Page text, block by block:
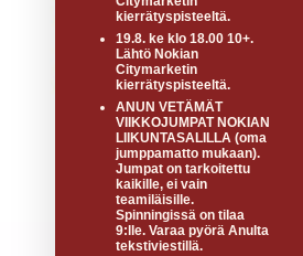
kierrätyspisteeltä.
19.8. ke klo 18.00 10+.
Lähtö Nokian
Citymarketin
kierrätyspisteeltä.
ANUN VETÄMÄT
VIIKKOJUMPAT NOKIAN
LIIKUNTASALILLA (oma
jumppamatto mukaan).
Jumpat on tarkoitettu
kaikille, ei vain
teamiläisille.
Spinningissä on tilaa
9:lle. Varaa pyörä Anulta
tekstiviestillä.